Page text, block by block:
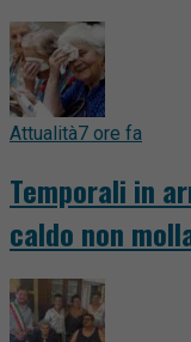
Attualità7 ore fa
Temporali in
caldo non